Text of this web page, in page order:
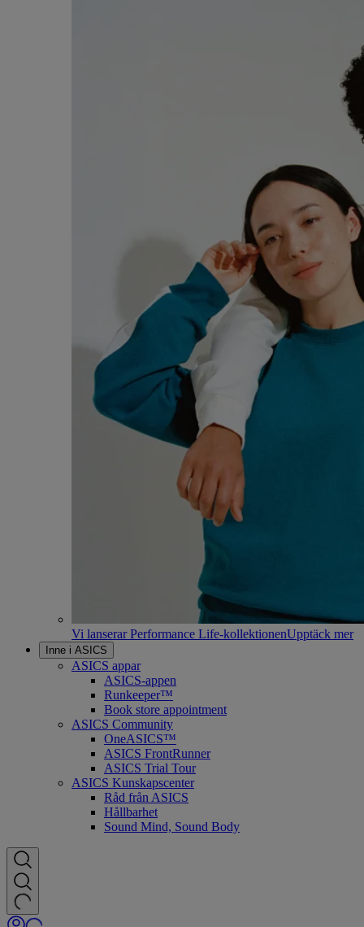
Vi lanserar Performance Life-kollektionenUpptäck mer
Inne i ASICS
ASICS appar
ASICS-appen
Runkeeper™
Book store appointment
ASICS Community
OneASICS™
ASICS FrontRunner
ASICS Trial Tour
ASICS Kunskapscenter
Råd från ASICS
Hållbarhet
Sound Mind, Sound Body